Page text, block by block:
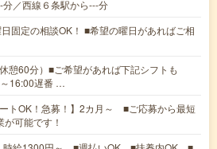
／西線６条駅から---分
固定の相談OK！ ■希望の曜日があればご相
憩60分）■ご希望があれば下記シフトも
16:00遅番 …
ートOK！急募！】2カ月～ ■ご応募から最短
可能です！